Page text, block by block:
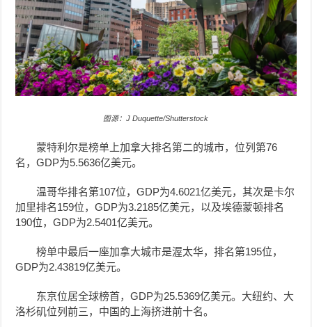
图源：J Duquette/Shutterstock
蒙特利尔是榜单上加拿大排名第二的城市，位列第76
名，GDP为5.5636亿美元。
温哥华排名第107位，GDP为4.6021亿美元，其次是卡尔
加里排名159位，GDP为3.2185亿美元，以及埃德蒙顿排名
190位，GDP为2.5401亿美元。
榜单中最后一座加拿大城市是渥太华，排名第195位，
GDP为2.43819亿美元。
东京位居全球榜首，GDP为25.5369亿美元。大纽约、大
洛杉矶位列前三，中国的上海挤进前十名。